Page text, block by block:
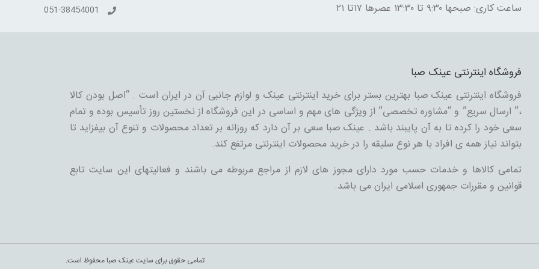
ساعت کاری: صبحها ۹:۳۰ تا ۱۳:۳۰ عصرها ۱۷تا ۲۱ 051-38454001
فروشگاه اینترنتی عینک صبا
فروشگاه اینترنتی عینک صبا بهترین بستر برای خرید اینترنتی عینک و لوازم جانبی آن در ایران است . “اصل بودن کالا
،” ارسال سریع” و “مشاوره تخصصی” از ویژگی های مهم و اساسی در این فروشگاه از نخستین روز تأسیس بوده و تمام
سعی خود را کرده تا به آن پایبند باشد . عینک صبا سعی بر آن دارد که روزانه بر تعداد محصولات و تنوع آن بیفزاید تا
بتواند نیاز همه ی افراد با هر نوع سلیقه را در خرید محصولات اینترنتی مرتفع کند.
تمامی کالاها و خدمات حسب مورد دارای مجوز های لازم از مراجع مربوطه می باشند و فعالیتهای این سایت تابع
قوانین و مقررات جمهوری اسلامی ایران می باشد.
تمامی حقوق برای سایت عینک صبا محفوظ است.